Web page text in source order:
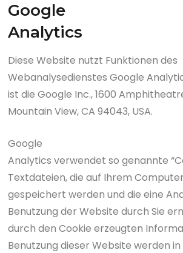
Google
Analytics
Diese Website nutzt Funktionen des
Webanalysedienstes Google
ist die Google Inc., 1600
Mountain View, CA 94043, USA.
Google
Analytics verwendet so genannte
Textdateien, die auf Ihrem Computer
gespeichert werden und die eine
Benutzung der Website durch Sie
durch den Cookie erzeugten
Benutzung dieser Website werden in